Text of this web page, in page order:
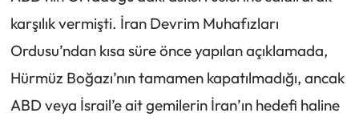
karşılık vermişti. İran Devrim Muhafızları
Ordusu’ndan kısa süre önce yapılan açıklamada,
Hürmüz Boğazı’nın tamamen kapatılmadığı, ancak
ABD veya İsrail’e ait gemilerin İran’ın hedefi haline